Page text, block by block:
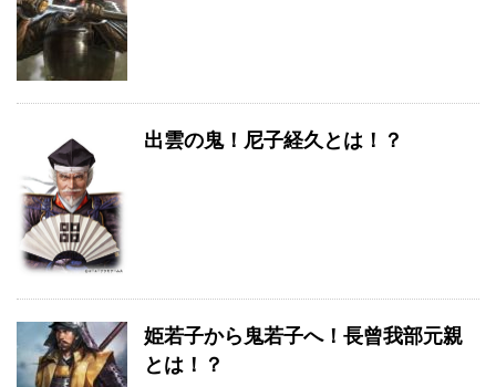
出雲の鬼！尼子経久とは！？
姫若子から鬼若子へ！長曾我部元親
とは！？